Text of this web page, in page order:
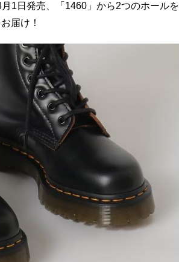
1日発売、「1460」から2つのホールを
届け！